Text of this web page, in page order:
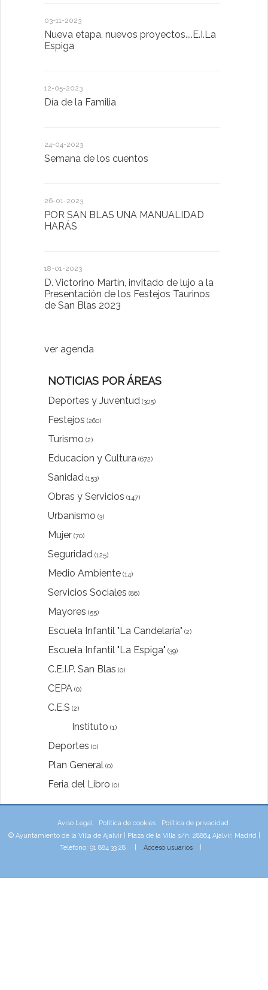
03-11-2023
Nueva etapa, nuevos proyectos....E.I.La
Espiga
12-05-2023
Día de la Familia
24-04-2023
Semana de los cuentos
26-01-2023
POR SAN BLAS UNA MANUALIDAD
HARÁS
18-01-2023
D. Victorino Martín, invitado de lujo a la
Presentación de los Festejos Taurinos
de San Blas 2023
ver agenda
NOTICIAS POR ÁREAS
Deportes y Juventud (305)
Festejos (260)
Turismo (2)
Educacion y Cultura (672)
Sanidad (153)
Obras y Servicios (147)
Urbanismo (3)
Mujer (70)
Seguridad (125)
Medio Ambiente (14)
Servicios Sociales (86)
Mayores (55)
Escuela Infantil "La Candelaría" (2)
Escuela Infantil "La Espiga" (39)
C.E.I.P. San Blas (0)
CEPA (0)
C.E.S (2)
Instituto (1)
Deportes (0)
Plan General (0)
Feria del Libro (0)
Aviso Legal Política de cookies
Política de privacidad
© Ayuntamiento de la Villa de Ajalvir | Plaza de la Villa s/n, 28864 Ajalvir, Madrid |
Teléfono: 91 884 33 28 | Acceso usuarios|